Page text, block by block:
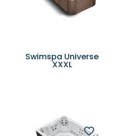
Swimspa Universe
XXXL